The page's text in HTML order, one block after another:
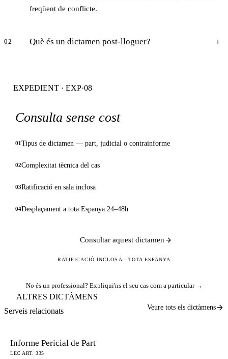
freqüent de conflicte.
02 Què és un dictamen post-lloguer?
EXPEDIENT · EXP·08
Consulta sense cost
01 Tipus de dictamen — part, judicial o contrainforme
02Complexitat tècnica del cas
03Ratificació en sala inclosa
04Desplaçament a tota Espanya 24–48h
Consultar aquest dictamen
RATIFICACIÓ INCLOSA · TOTA ESPANYA
No és un professional? Expliqui'ns el seu cas com a particular →
ALTRES DICTÀMENS
Serveis relacionats
Veure tots els dictàmens
Informe Pericial de Part
LEC ART. 335